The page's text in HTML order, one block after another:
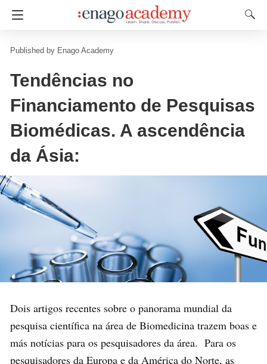
Enago Academy
Tendências no
Financiamento de Pesquisas
Biomédicas. A ascendência
da Ásia:
Dois artigos recentes sobre o panorama mundial da
pesquisa científica na área de Biomedicina trazem boas e
más notícias para os pesquisadores da área. Para os
pesquisadores da Europa e da América do Norte, as